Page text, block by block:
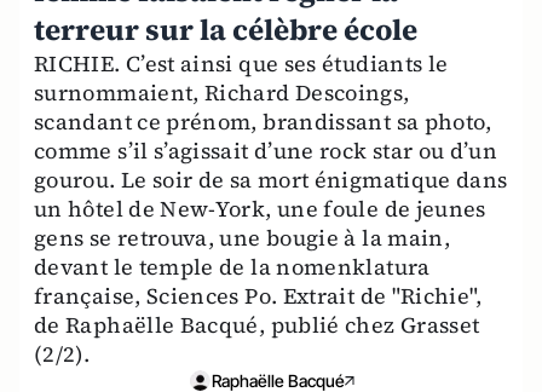
terreur sur la célèbre école
RICHIE. C’est ainsi que ses étudiants le
surnommaient, Richard Descoings,
scandant ce prénom, brandissant sa photo,
comme s’il s’agissait d’une rock star ou d’un
gourou. Le soir de sa mort énigmatique dans
un hôtel de New-York, une foule de jeunes
gens se retrouva, une bougie à la main,
devant le temple de la nomenklatura
française, Sciences Po. Extrait de "Richie",
de Raphaëlle Bacqué, publié chez Grasset
(2/2).
Raphaëlle Bacqué